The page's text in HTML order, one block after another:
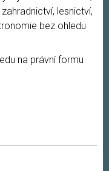
lesnictví,
bez ohledu
na právní formu